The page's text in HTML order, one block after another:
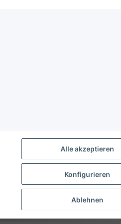
Alle akzeptieren
Konfigurieren
Ablehnen